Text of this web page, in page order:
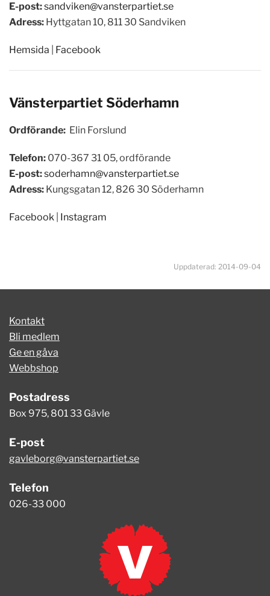
E-post:sandviken@vansterpartiet.se
Adress: Hyttgatan 10, 811 30 Sandviken
Hemsida Facebook
Vänsterpartiet Söderhamn
Ordförande: Elin Forslund
Telefon: 070-367 31 05, ordförande
E-post:soderhamn@vansterpartiet.se
Adress: Kungsgatan 12, 826 30 Söderhamn
Facebook Instagram
Uppdaterad: 2014-09-04
Kontakt
Bli medlem
Ge en gåva
Webbshop
Postadress
Box 975, 801 33 Gävle
E-post
gavleborg@vansterpartiet.se
Telefon
026-33 000